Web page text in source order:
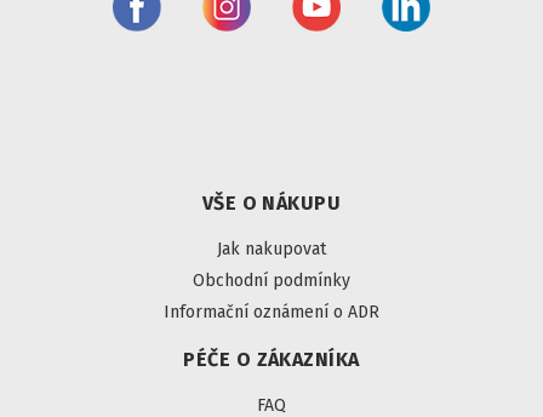
VŠE O NÁKUPU
Jak nakupovat
Obchodní podmínky
Informační oznámení o ADR
PÉČE O ZÁKAZNÍKA
FAQ